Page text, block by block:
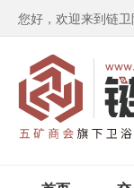
您好，欢迎来到链卫